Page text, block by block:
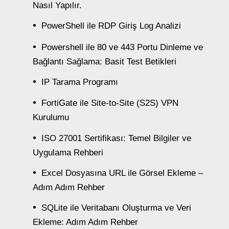
Nasıl Yapılır.
PowerShell ile RDP Giriş Log Analizi
Powershell ile 80 ve 443 Portu Dinleme ve
Bağlantı Sağlama: Basit Test Betikleri
IP Tarama Programı
FortiGate ile Site-to-Site (S2S) VPN
Kurulumu
ISO 27001 Sertifikası: Temel Bilgiler ve
Uygulama Rehberi
Excel Dosyasına URL ile Görsel Ekleme –
Adım Adım Rehber
SQLite ile Veritabanı Oluşturma ve Veri
Ekleme: Adım Adım Rehber